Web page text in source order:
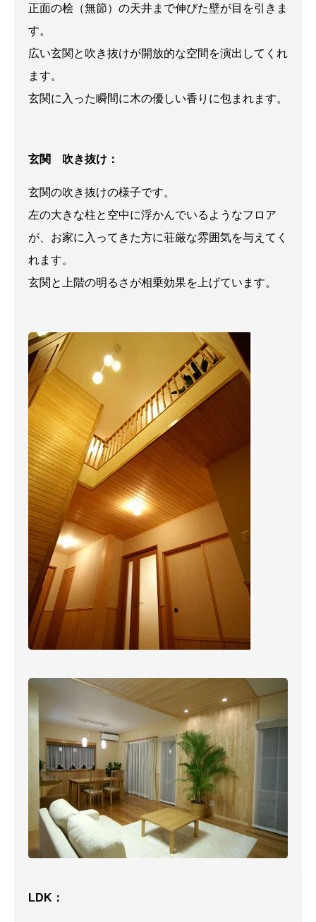
イベント・見学会
鎌北建設の家づくり
新築・建て替え
リフォーム
賃貸住宅
施工事例
オーナーの声
地元での歴史
確かな施工技術
材料から不動産までトータ
ルサポート
正面の桧（無節）の天井まで伸びた壁が目を引きま
す。
広い玄関と吹き抜けが開放的な空間を演出してくれ
ます。
玄関に入った瞬間に木の優しい香りに包まれます。
玄関 吹き抜け：
玄関の吹き抜けの様子です。
左の大きな柱と空中に浮かんでいるようなフロア
が、お家に入ってきた方に荘厳な雰囲気を与えてく
れます。
玄関と上階の明るさが相乗効果を上げています。
LDK：